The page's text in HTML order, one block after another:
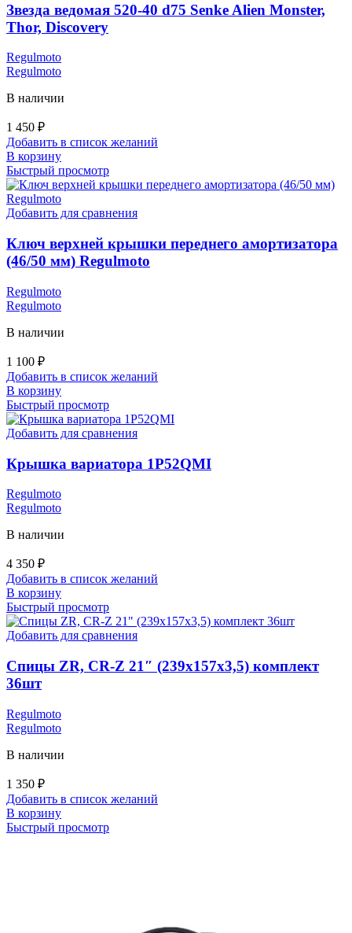
Звезда ведомая 520-40 d75 Senke Alien Monster,
Thor, Discovery
Regulmoto
Regulmoto
В наличии
1 450 ₽
Добавить в список желаний
В корзину
Быстрый просмотр
Добавить для сравнения
Ключ верхней крышки переднего амортизатора
(46/50 мм) Regulmoto
Regulmoto
Regulmoto
В наличии
1 100 ₽
Добавить в список желаний
В корзину
Быстрый просмотр
Добавить для сравнения
Крышка вариатора 1P52QMI
Regulmoto
Regulmoto
В наличии
4 350 ₽
Добавить в список желаний
В корзину
Быстрый просмотр
Добавить для сравнения
Спицы ZR, CR-Z 21″ (239х157х3,5) комплект
36шт
Regulmoto
Regulmoto
В наличии
1 350 ₽
Добавить в список желаний
В корзину
Быстрый просмотр